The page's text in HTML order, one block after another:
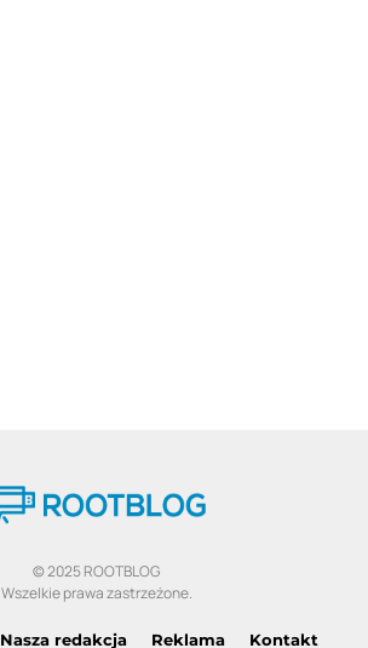
© 2025 ROOTBLOG
Wszelkie prawa zastrzeżone.
Nasza redakcja Reklama Kontakt